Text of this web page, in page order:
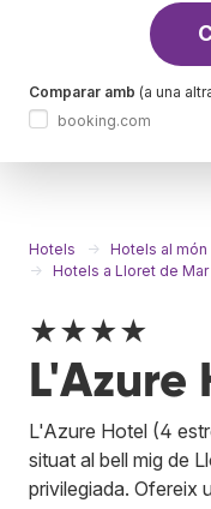
Comparar amb (a una
booking.com
Hotels Hotels al món
Hotels a Lloret de Mar
★★★★
L'Azure
L'Azure Hotel (4
situat al bell mig de
privilegiada. Ofereix